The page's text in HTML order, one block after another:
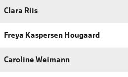
Clara Riis
Freya Kaspersen Hougaard
Caroline Weimann